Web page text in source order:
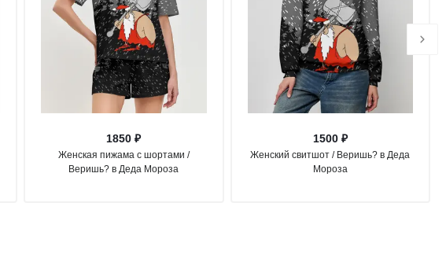
1850 ₽
Женская пижама с шортами /
Веришь? в Деда Мороза
1500 ₽
Женский свитшот / Веришь? в Деда
Мороза